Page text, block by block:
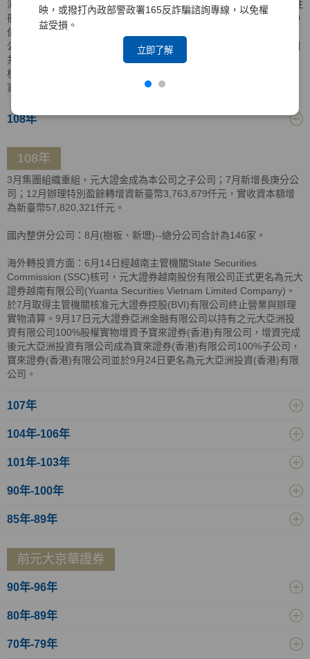
映，或撥打內政部警政署165反詐騙諮詢專線，以免權
益受損。
立即了解
海外轉投資方面：2月14日，元大證券控股(BVI)有限公司獲BVI公司註
冊處核准註銷登記；9月14日，元大證券越南有限公司完成增資5,000
億越南盾，增資後元大證券亞洲金融有限公司及元大證券(香港)有限
公司分別持有元大證券越南有限公司股權90.16%及9.84%，持股比例
共計100%；11月4日，元大亞洲投資有限公司取得BVI當地主管機關
核准清算證明，以實物解散清算方式，將資產分配返還予元大亞洲投
資(香港)有限公司。
108年
108年
3月集團組織重組，元大證金成為本公司之子公司；7月新增長庚分公
司；12月辦理特別盈餘轉增資新臺幣3,763,879仟元，實收資本額增
為新臺幣57,820,321仟元。
國內整併分公司：8月(樹板、新壢)--總分公司合計為146家。
海外轉投資方面：6月14日經越南主管機關State Securities
Commission (SSC)核可，元大證券越南股份有限公司正式更名為元大
證券越南有限公司(Yuanta Securities Vietnam Limited Company)。
於7月取得主管機關核准元大證券控股(BVI)有限公司終止營業與辦理
實物清算。9月17日元大證券亞洲金融有限公司以持有之元大亞洲投
資有限公司100%股權實物增資予寶來證券(香港)有限公司，增資完成
後元大亞洲投資有限公司成為寶來證券(香港)有限公司100%子公司，
寶來證券(香港)有限公司並於9月24日更名為元大亞洲投資(香港)有限
公司。
107年
104年-106年
101年-103年
90年-100年
85年-89年
前元大京華證券
90年-96年
80年-89年
70年-79年